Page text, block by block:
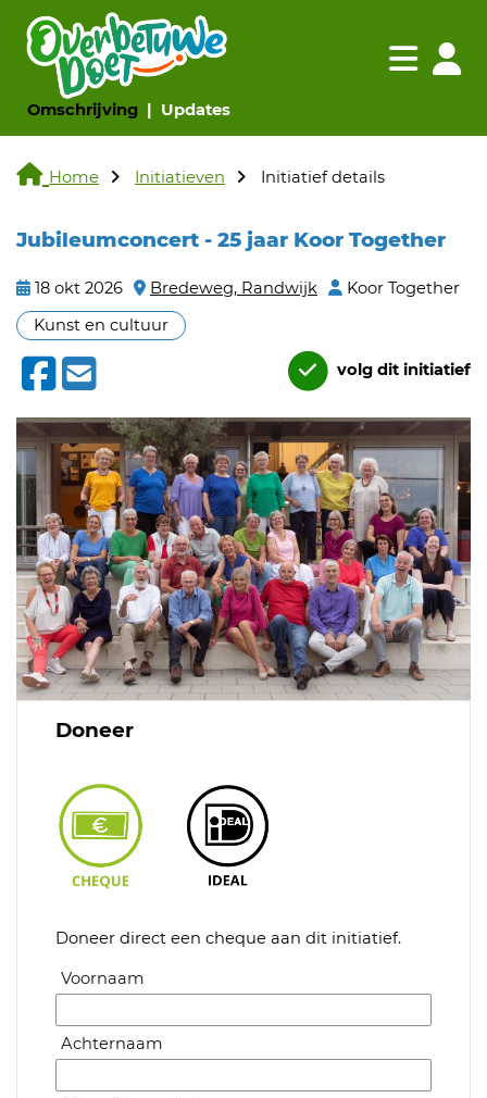
Omschrijving(huidige pagina)
Updates(huidige pagina)
Navigatie
Home Initiatieven Initiatief details
Jubileumconcert - 25 jaar Koor Together
18 okt 2026 Bredeweg, Randwijk
Koor Together
Kunst en cultuur
volg dit initiatief
Doneer
Doneer direct een cheque aan dit initiatief.
Voornaam
Achternaam